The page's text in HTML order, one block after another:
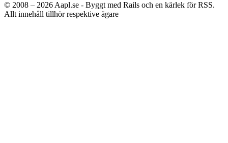
© 2008 – 2026 Aapl.se - Byggt med Rails och en kärlek för RSS.
Allt innehåll tillhör respektive ägare